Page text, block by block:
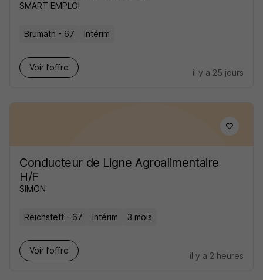
SMART EMPLOI
Brumath - 67 Intérim
Voir l’offre
il y a 25 jours
Conducteur de Ligne Agroalimentaire
H/F
SIMON
Reichstett - 67 Intérim 3 mois
Voir l’offre
il y a 2 heures